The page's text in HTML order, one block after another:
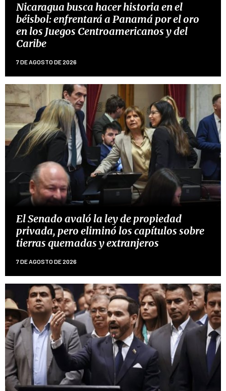
Nicaragua busca hacer historia en el
béisbol: enfrentará a Panamá por el oro
en los Juegos Centroamericanos y del
Caribe
7 DE AGOSTO DE 2026
El Senado avaló la ley de propiedad
privada, pero eliminó los capítulos sobre
tierras quemadas y extranjeros
7 DE AGOSTO DE 2026